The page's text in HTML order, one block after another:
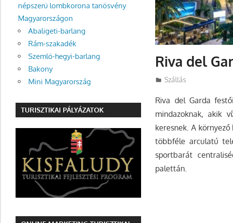
Riva del
Utazasok.org
Szállás
Riva del Garda
mindazoknak, akik
keresnek. A
többféle arculatú
sportbarát
palettán.
népszerű lombkorona tanösvény
Magyarországon
Abaligeti-barlang
Rám-szakadék
Szemlő-hegyi-barlang
Bakony
Mini Magyarország
TURISZTIKAI PÁLYÁZATOK